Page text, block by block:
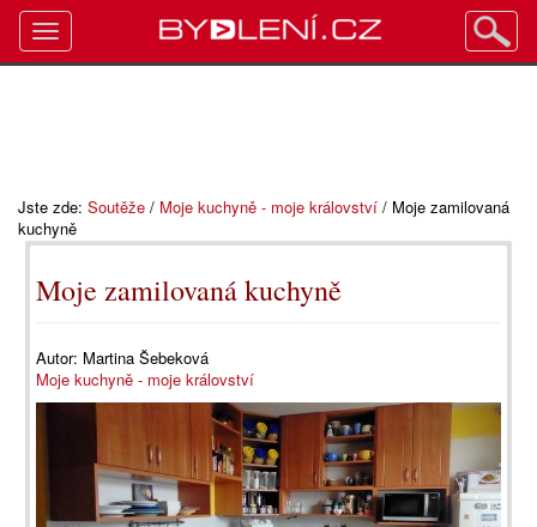
Jste zde: Soutěže / Moje kuchyně - moje království / Moje zamilovaná
kuchyně
Moje zamilovaná kuchyně
Autor: Martina Šebeková
Moje kuchyně - moje království
Toggle
navigation